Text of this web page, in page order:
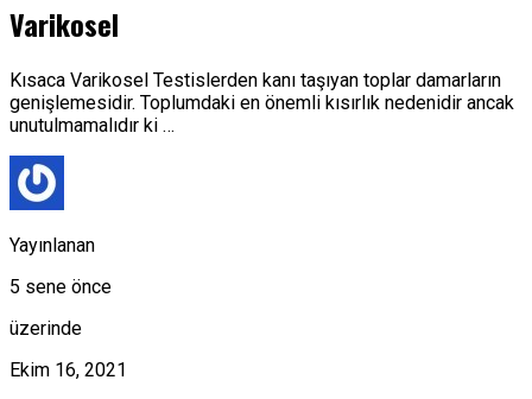
Varikosel
Kısaca Varikosel Testislerden kanı taşıyan toplar damarların
genişlemesidir. Toplumdaki en önemli kısırlık nedenidir ancak
unutulmamalıdır ki …
Yayınlanan
5 sene önce
üzerinde
Ekim 16, 2021